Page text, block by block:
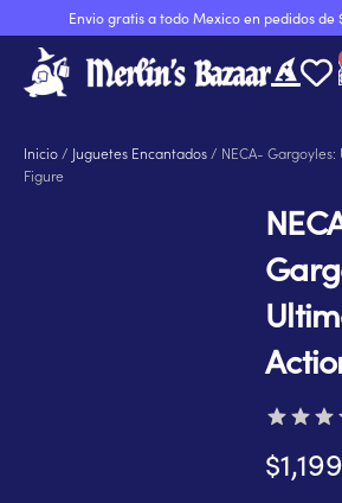
al
contenido
Envio gratis a todo Mexico en pedidos de
Inicio / Juguetes Encantados / NECA-
Figure
$